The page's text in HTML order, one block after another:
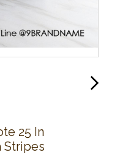
25 In
Stripes